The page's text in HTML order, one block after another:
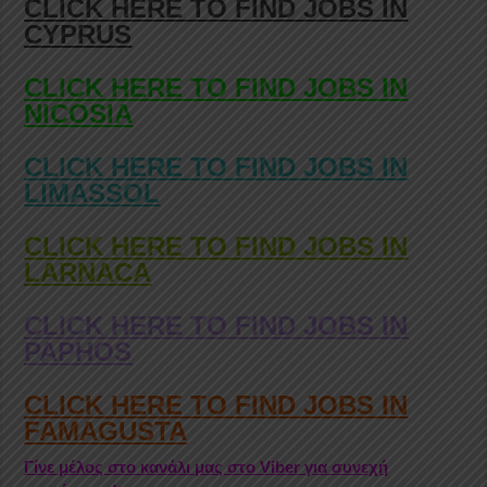
CLICK HERE TO FIND JOBS IN
CYPRUS
CLICK HERE TO FIND JOBS IN
NICOSIA
CLICK HERE TO FIND JOBS IN
LIMASSOL
CLICK HERE TO FIND JOBS IN
LARNACA
CLICK HERE TO FIND JOBS IN
PAPHOS
CLICK HERE TO FIND JOBS IN
FAMAGUSTA
Γίνε μέλος στο κανάλι μας στο Viber για συνεχή